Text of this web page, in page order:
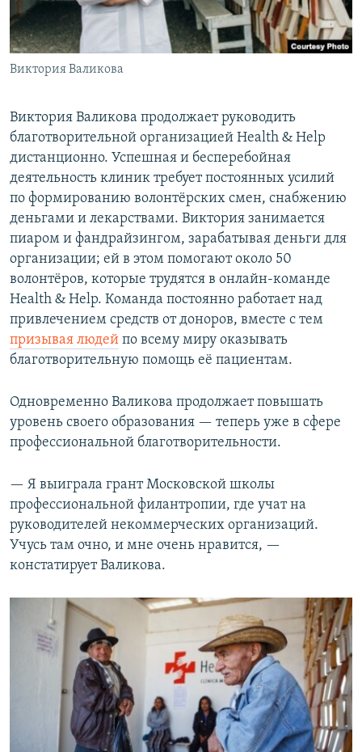
Виктория Валикова
Виктория Валикова продолжает руководить
благотворительной организацией Health & Help
дистанционно. Успешная и бесперебойная
деятельность клиник требует постоянных усилий
по формированию волонтёрских смен, снабжению
деньгами и лекарствами. Виктория занимается
пиаром и фандрайзингом, зарабатывая деньги для
организации; ей в этом помогают около 50
волонтёров, которые трудятся в онлайн-команде
Health & Help. Команда постоянно работает над
привлечением средств от доноров, вместе с тем
призывая людей по всему миру оказывать
благотворительную помощь её пациентам.
Одновременно Валикова продолжает повышать
уровень своего образования — теперь уже в сфере
профессиональной благотворительности.
— Я выиграла грант Московской школы
профессиональной филантропии, где учат на
руководителей некоммерческих организаций.
Учусь там очно, и мне очень нравится, —
констатирует Валикова.